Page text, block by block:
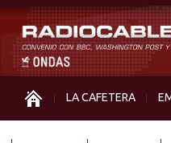
LA CAFETERA